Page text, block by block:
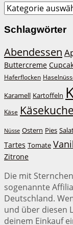
Kategorien
Schlagwörter
Abendessen
Buttercreme
Haferflocken
Karamell Kartoffeln
Käse
Nüsse Ostern Pies
Tartes Tomate
Zitrone
Die mit
sogenannte
Deutschland.
und über diesen
deinem Einkauf